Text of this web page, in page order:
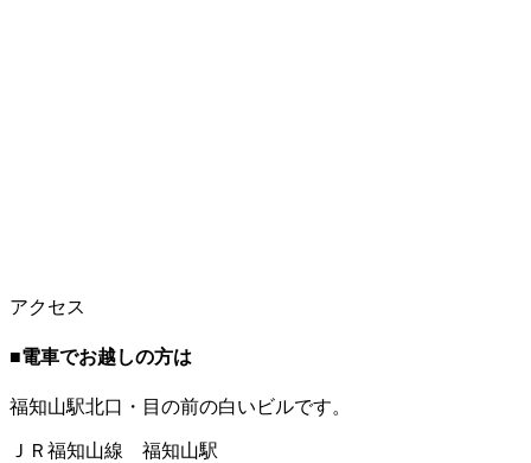
アクセス
■電車でお越しの方は
福知山駅北口・目の前の白いビルです。
ＪＲ福知山線 福知山駅